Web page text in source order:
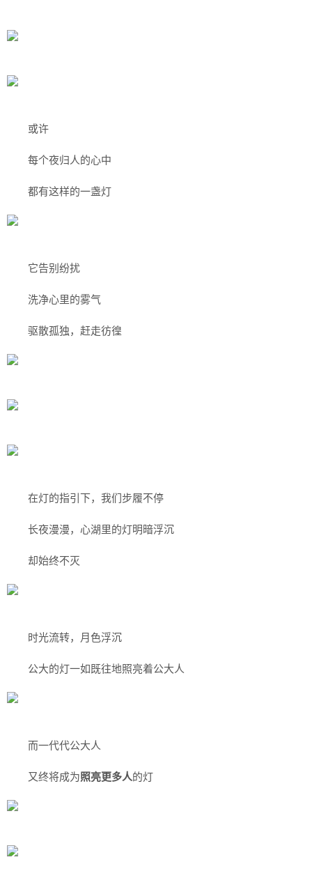
或许
每个夜归人的心中
都有这样的一盏灯
它告别纷扰
洗净心里的雾气
驱散孤独，赶走彷徨
在灯的指引下，我们 步履不停
长夜漫漫，心湖里的灯明暗浮沉
却始终不灭
时光流转，月色浮沉
公大的灯一如既往地照亮着公大人
而一代代公大人
又终将成为照亮更多人的灯